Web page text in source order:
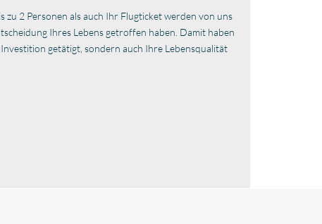
2 Personen als auch Ihr Flugticket werden von uns
Ihres Lebens getroffen haben. Damit haben
getätigt, sondern auch Ihre Lebensqualität